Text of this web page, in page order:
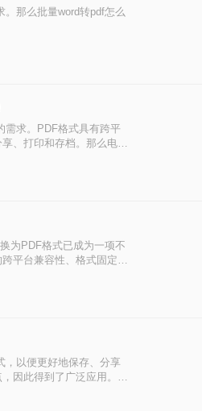
那么批量word转pdf怎么
需求。PDF格式具有跨平
、打印和存档。那么电脑
为PDF格式已成为一项不
平台兼容性、格式固定性
衷一致。尽管Word转
，以便更好地保存、分享
因此得到了广泛应用。那